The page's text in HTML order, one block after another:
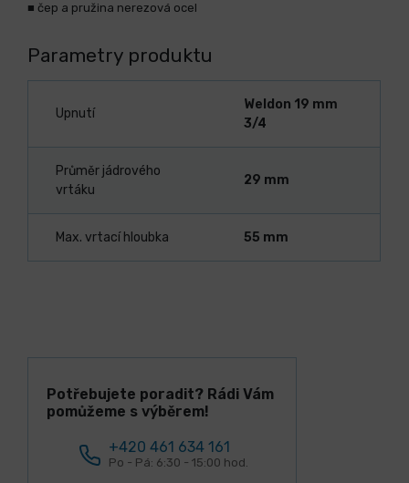
■ čep a pružina nerezová ocel
Parametry produktu
Upnutí
Weldon 19 mm
3/4
Průměr jádrového
vrtáku
29 mm
Max. vrtací hloubka 55 mm
Potřebujete poradit? Rádi Vám
pomůžeme s výběrem!
+420 461 634 161
Po - Pá: 6:30 - 15:00 hod.